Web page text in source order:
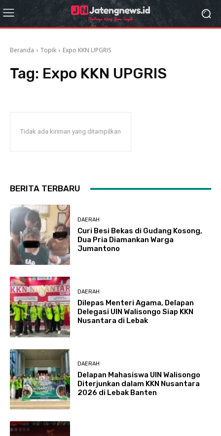
Beranda Topik Expo KKN UPGRIS
Tag: Expo KKN UPGRIS
Tidak ada kiriman yang ditampilkan
BERITA TERBARU
DAERAH
Curi Besi Bekas di Gudang Kosong,
Dua Pria Diamankan Warga
Jumantono
DAERAH
Dilepas Menteri Agama, Delapan
Delegasi UIN Walisongo Siap KKN
Nusantara di Lebak
DAERAH
Delapan Mahasiswa UIN Walisongo
Diterjunkan dalam KKN Nusantara
2026 di Lebak Banten